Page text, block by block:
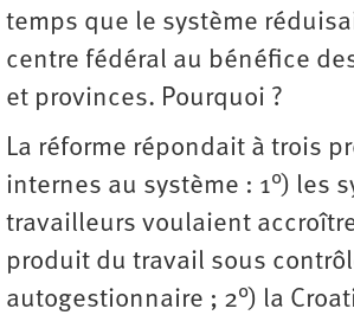
temps que le système
centre fédéral au bénéfice
et provinces. Pourquoi ?
La réforme répondait à trois
internes au système : 1°) les
travailleurs voulaient
produit du travail sous
autogestionnaire ; 2°) la